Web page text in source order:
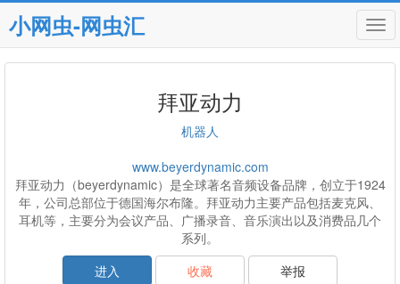
小网虫-网虫汇
拜亚动力
机器人
www.beyerdynamic.com
拜亚动力（beyerdynamic）是全球著名音频设备品牌，创立于1924
年，公司总部位于德国海尔布隆。拜亚动力主要产品包括麦克风、
耳机等，主要分为会议产品、广播录音、音乐演出以及消费品几个
系列。
进入
收藏 举报